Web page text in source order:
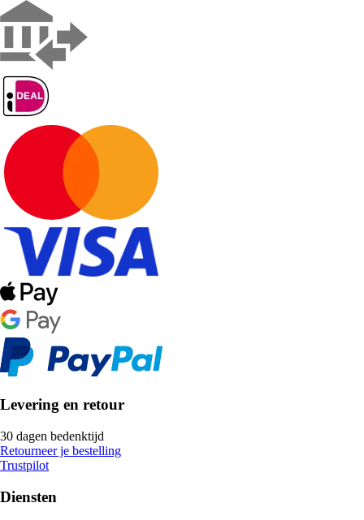
Levering en retour
30 dagen bedenktijd
Retourneer je bestelling
Trustpilot
Diensten